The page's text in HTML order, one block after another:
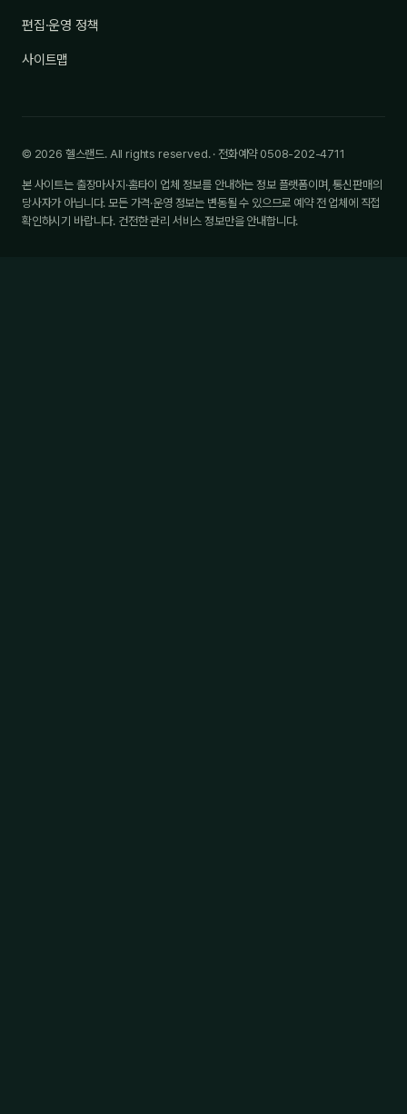
편집·운영 정책
사이트맵
© 2026 헬스랜드. All rights reserved. · 전화예약 0508-202-4711
본 사이트는 출장마사지·홈타이 업체 정보를 안내하는 정보 플랫폼이며, 통신판매의
당사자가 아닙니다. 모든 가격·운영 정보는 변동될 수 있으므로 예약 전 업체에 직접
확인하시기 바랍니다. 건전한 관리 서비스 정보만을 안내합니다.